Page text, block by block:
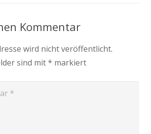
Kommentar
wird nicht veröffentlicht.
sind mit* markiert